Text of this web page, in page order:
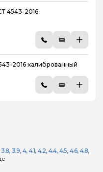
4543-2016
2016 калиброванный
3.8 3.9 4 4.1 4.2 4.4 4.5 4.6 4.8